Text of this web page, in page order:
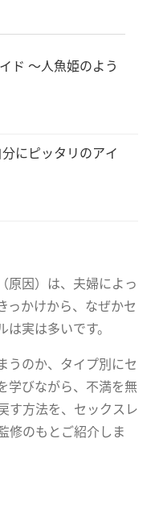
ド 〜人魚姫のよう
にピッタリのアイ
（原因）は、夫婦によっ
っかけから、なぜかセ
実は多いです。
うのか、タイプ別にセ
学びながら、不満を無
す方法を、セックスレ
修のもとご紹介しま